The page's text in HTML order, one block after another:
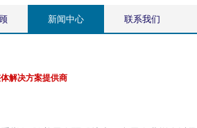
新闻中心 联系我们
解决方案提供商